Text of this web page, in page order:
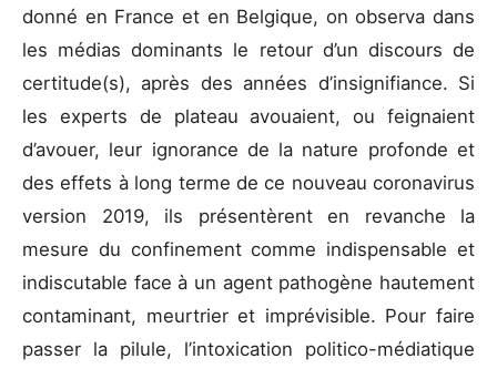
donné en France et en Belgique, on observa dans
les médias dominants le retour d’un discours de
certitude(s), après des années d’insignifiance. Si
les experts de plateau avouaient, ou feignaient
d’avouer, leur ignorance de la nature profonde et
des effets à long terme de ce nouveau coronavirus
version 2019, ils présentèrent en revanche la
mesure du confinement comme indispensable et
indiscutable face à un agent pathogène hautement
contaminant, meurtrier et imprévisible. Pour faire
passer la pilule, l’intoxication politico-médiatique